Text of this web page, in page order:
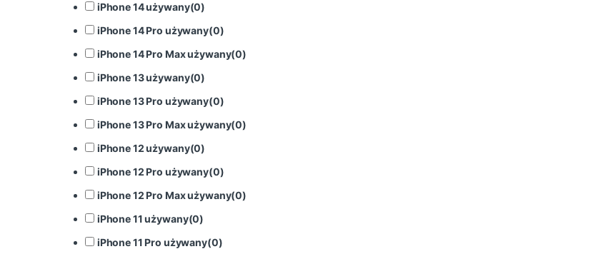
iPhone 14 używany(0)
iPhone 14 Pro używany(0)
iPhone 14 Pro Max używany(0)
iPhone 13 używany(0)
iPhone 13 Pro używany(0)
iPhone 13 Pro Max używany(0)
iPhone 12 używany(0)
iPhone 12 Pro używany(0)
iPhone 12 Pro Max używany(0)
iPhone 11 używany(0)
iPhone 11 Pro używany(0)